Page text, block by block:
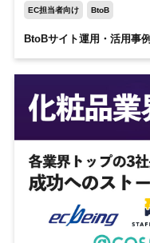
EC担当者向け BtoB
BtoBサイト運用・活用事